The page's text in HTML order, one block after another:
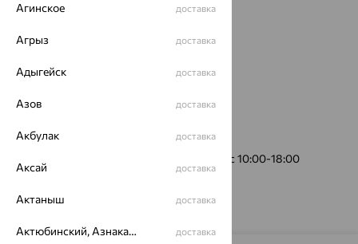
пр. Питерский, 5 (пункт выдачи)
Пн-Пт 10:00-21:00, Сб-Вс 10:00-18:00
Агинское доставка
Агрыз доставка
Адыгейск доставка
Азов доставка
Акбулак доставка
Аксай доставка
Актаныш доставка
Актюбинский, Азнакаевский район доставка